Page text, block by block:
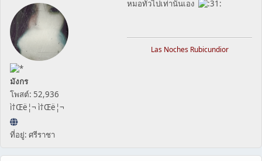
มังกร
โพสต์: 52,936
ì†Œë¦¬ ì†Œë¦¬
ที่อยู่: ศรีราชา
หมอทั่วไปเท่านั้นเอง
Las Noches Rubicundior